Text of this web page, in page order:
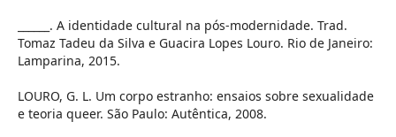
______. A identidade cultural na pós-modernidade. Trad.
Tomaz Tadeu da Silva e Guacira Lopes Louro. Rio de Janeiro:
Lamparina, 2015.
LOURO, G. L. Um corpo estranho: ensaios sobre sexualidade
e teoria queer. São Paulo: Autêntica, 2008.